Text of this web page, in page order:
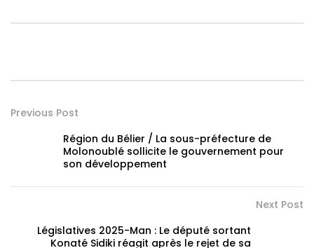
Previous Post
Région du Bélier / La sous-préfecture de
Molonoublé sollicite le gouvernement pour
son développement
Next Post
Législatives 2025-Man : Le député sortant
Konaté Sidiki réagit après le rejet de sa